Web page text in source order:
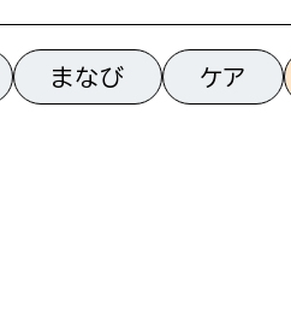
まなび ケア